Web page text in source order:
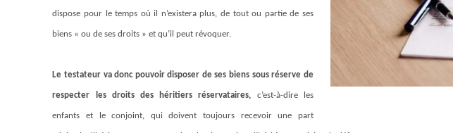
dispose pour le temps où il n’existera plus, de tout ou partie de ses
biens « ou de ses droits » et qu’il peut révoquer.
Le testateur va donc pouvoir disposer de ses biens sous réserve de
respecter les droits des héritiers réservataires, c’est-à-dire les
enfants et le conjoint, qui doivent toujours recevoir une part